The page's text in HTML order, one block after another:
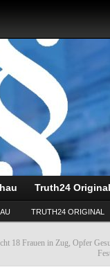
Truth24 Original
TRUTH24 ORIGINAL
18 Frauen in Zug, Opfer